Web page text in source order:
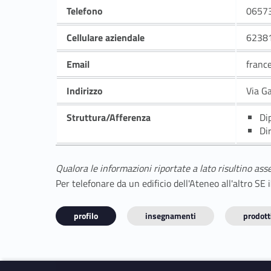
Telefono
Cellulare aziendale
Email
Indirizzo
Via
Struttura/Afferenza
Qualora le informazioni riportate a lato risultino
Per telefonare da un edificio dell'Ateneo all'altro
profilo insegnamenti